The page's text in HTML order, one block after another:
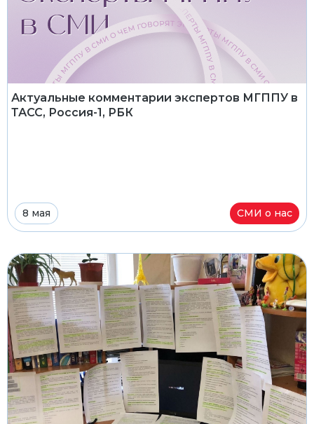
Актуальные комментарии экспертов МГППУ в
ТАСС, Россия-1, РБК
8 мая СМИ о нас